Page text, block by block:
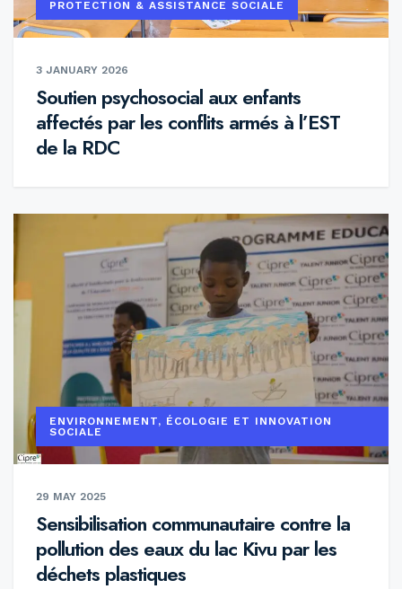
PROTECTION & ASSISTANCE SOCIALE
3 JANUARY 2026
Soutien psychosocial aux enfants
affectés par les conflits armés à l’EST
de la RDC
ENVIRONNEMENT, ÉCOLOGIE ET INNOVATION
SOCIALE
29 MAY 2025
Sensibilisation communautaire contre la
pollution des eaux du lac Kivu par les
déchets plastiques